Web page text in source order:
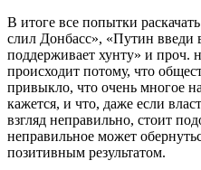
В итоге все попытки
слил Донбасс», «Путин введи
поддерживает хунту» и проч.
происходит потому, что
привыкло, что очень многое
кажется, и что, даже если
взгляд неправильно, стоит
неправильное может
позитивным результатом.